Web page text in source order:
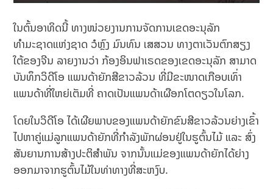
ໃນຕົ້ນອາທິດນີ້ ທາງໜ່ວຍງານການຈັດການເຂດອະນຸລັກ
ທຳມະຊາດແຫ່ງຊາດ ວໍຫຼົງ ມົນທົນ ເສສວນ ທາງຕາເວັນຕົກສຽງ
ໃຕ້ຂອງຈີນ ລາຍງານວ່າ ກ້ອງອິນຟາເຣດຂອງເຂດອະນຸລັກ ສາມາດ
ບັນທຶກວິດີໂອ ແພນດ້າຍັກສີຂາວລ້ວນ ທີ່ມີຂະໜາດເກືອບເທົ່າ
ແພນດ້າທີ່ໃຫຍ່ເຕັມທີ່ ຄາດເປັນແພນດ້າເຜືອກໂຕດຽວໃນໂລກ.
ໂດຍໃນວິດີໂອ ໄດ້ເຜີຍພາບຂອງແພນດ້າຍັກຂົນສີຂາວລ້ວນຍ່າງເຂົ້າ
ໄປຫາຄູ່ແມ່ລູກແພນດ້າຍັກທີ່ກຳລັງພັກຜ່ອນຢູ່ໃນຮູຕົ້ນໄມ້ ແລະ ສົ່ງ
ສັນຍານການສ້າງປະຕິສຳພັນ ຈາກນັ້ນແມ່ຂອງແພນດ້າຍັກໄດ້ຍ່າງ
ອອກມາຈາກຮູຕົ້ນໄມ້ໃນທ່າທາງທີ່ສະຫງົບ.